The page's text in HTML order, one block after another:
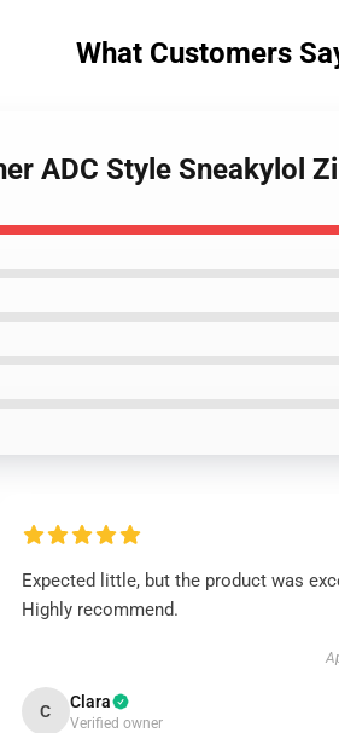
What Customers
ADC Style Sneakylol
Expected little, but the product was
Highly recommend.
C Clara
Verified owner